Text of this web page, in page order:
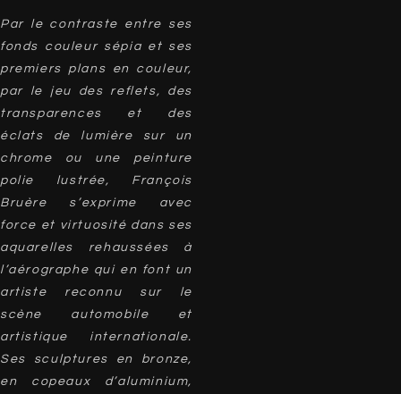
Par le contraste entre ses
fonds couleur sépia et ses
premiers plans en couleur,
par le jeu des reflets, des
transparences et des
éclats de lumière sur un
chrome ou une peinture
polie lustrée, François
Bruère s’exprime avec
force et virtuosité dans ses
aquarelles rehaussées à
l’aérographe qui en font un
artiste reconnu sur le
scène automobile et
artistique internationale.
Ses sculptures en bronze,
en copeaux d’aluminium,